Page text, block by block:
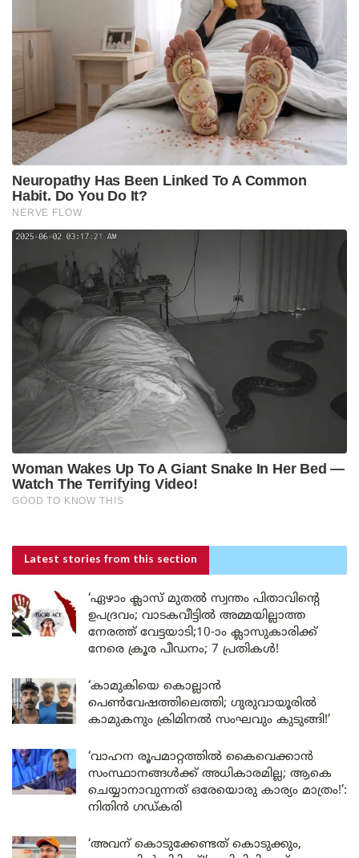
Latest stories from this section
‘ഏഴാം ക്ലാസ് മുതൽ സ്വന്തം പിതാവിന്റെ
ഉപദ്രവം; വാടകവീട്ടിൽ അമ്മയില്ലാത്ത
നേരത്ത് വേട്ടയാടി;10-ാം ക്ലാസുകാരിക്ക്
നേരെ ക്രൂര പീഡനം; 7 പ്രതികൾ!
‘കാമുകിയെ കൊല്ലാൻ
പെൺവേഷത്തിലെത്തി; ഗുരുവായൂരിൽ
കാമുകനും ക്രിമിനൽ സംഘവും കുടുങ്ങി!’
‘വാഹന രൂപമാറ്റത്തിൽ കൈവെക്കാൻ
സംസ്ഥാനങ്ങൾക്ക് അധികാരമില്ല; ആകെ
ചെയ്യാനാവുന്നത് ഒരേയൊരു കാര്യം മാത്രം!’:
നിതിൻ ഗഡ്കരി
‘അവന് കൊടുക്കേണ്ടത് കൊടുക്കും,